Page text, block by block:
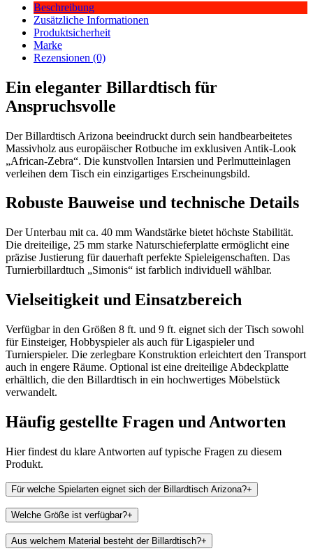
Beschreibung
Zusätzliche Informationen
Produktsicherheit
Marke
Rezensionen (0)
Ein eleganter Billardtisch für
Anspruchsvolle
Der Billardtisch Arizona beeindruckt durch sein handbearbeitetes
Massivholz aus europäischer Rotbuche im exklusiven Antik-Look
„African-Zebra“. Die kunstvollen Intarsien und Perlmutteinlagen
verleihen dem Tisch ein einzigartiges Erscheinungsbild.
Robuste Bauweise und technische Details
Der Unterbau mit ca. 40 mm Wandstärke bietet höchste Stabilität.
Die dreiteilige, 25 mm starke Naturschieferplatte ermöglicht eine
präzise Justierung für dauerhaft perfekte Spieleigenschaften. Das
Turnierbillardtuch „Simonis“ ist farblich individuell wählbar.
Vielseitigkeit und Einsatzbereich
Verfügbar in den Größen 8 ft. und 9 ft. eignet sich der Tisch sowohl
für Einsteiger, Hobbyspieler als auch für Ligaspieler und
Turnierspieler. Die zerlegbare Konstruktion erleichtert den Transport
auch in engere Räume. Optional ist eine dreiteilige Abdeckplatte
erhältlich, die den Billardtisch in ein hochwertiges Möbelstück
verwandelt.
Häufig gestellte Fragen und Antworten
Hier findest du klare Antworten auf typische Fragen zu diesem
Produkt.
Für welche Spielarten eignet sich der Billardtisch Arizona?+
Welche Größe ist verfügbar?+
Aus welchem Material besteht der Billardtisch?+